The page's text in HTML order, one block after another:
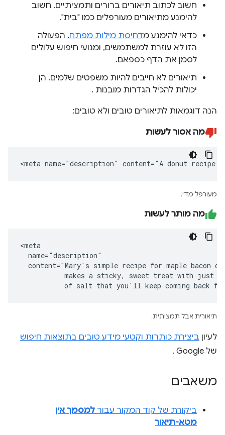
חשוב לכתוב תיאורים ברורים ותמציתיים. חשוב
להימנע מתיאורים מעורפלים כמו "בית".
כדאי להימנע מדחיסת מילות מפתח. הפעולה
הזו לא עוזרת למשתמשים, ומנועי חיפוש עלולים
לסמן את הדף כספאם.
תיאורים לא חייבים להיות משפטים שלמים. הן
יכולות להכיל הגדרות מובנות .
הנה דוגמאות לתיאורים טובים ולא טובים:
מה אסור לעשות
<meta name="description" content="A donut
מעורפל מדי.
מה מותר לעשות
<meta
  name="description"
content="Mary's simple recipe for maple bacon
makes a sticky, sweet treat with just a
of salt that you'll keep coming back
תיאורית אבל תמציתית.
לעיון ביצירת כותרות וקטעי מידע טובים בתוצאות חיפוש
של Google .
משאבים
ביקורת של קוד המקור עבור למסמך אין
מטא-תיאור